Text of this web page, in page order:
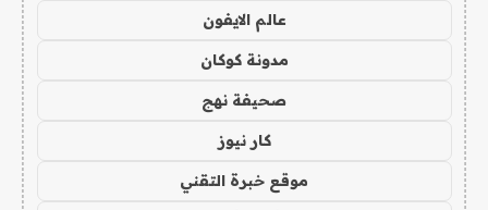
عالم الايفون
مدونة كوكان
صحيفة نهج
كار نيوز
موقع خبرة التقني